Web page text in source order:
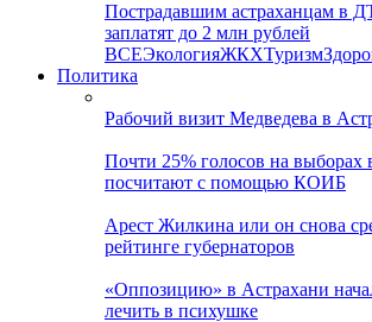
Пострадавшим астраханцам в
заплатят до 2 млн рублей
ВСЕЭкологияЖКХТуризм
Политика
Рабочий визит Медведева в
Почти 25% голосов на выборах
посчитают с помощью КОИБ
Арест Жилкина или он снова
рейтинге губернаторов
«Оппозицию» в Астрахани
лечить в психушке